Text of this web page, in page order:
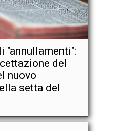
"annullamenti":
del
nuovo
setta del